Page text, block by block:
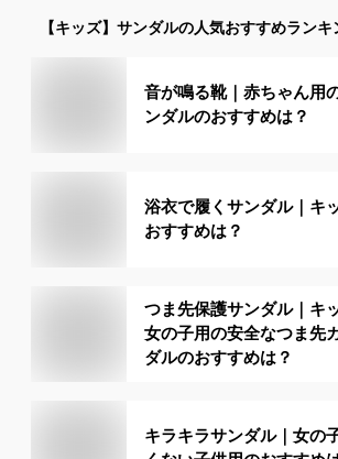
【キッズ】 サンダルの人気おすすめランキ
音が鳴る靴｜赤ちゃん用
ンダルのおすすめは？
浴衣で履くサンダル｜キ
おすすめは？
つま先保護サンダル｜キ
女の子用の安全なつま先
ダルのおすすめは？
キラキラサンダル｜女の